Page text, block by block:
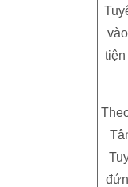
tiện